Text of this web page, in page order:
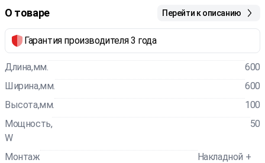
О товаре Перейти к описанию
Гарантия производителя 3 года
Длина,мм.
600
Ширина,мм.
600
Высота,мм.
100
Мощность,
W
50
Монтаж
Накладной +